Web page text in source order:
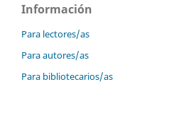
Información
Para lectores/as
Para autores/as
Para bibliotecarios/as